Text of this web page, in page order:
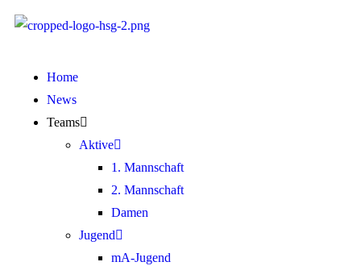
Home
News
Teams
Aktive
1. Mannschaft
2. Mannschaft
Damen
Jugend
mA-Jugend